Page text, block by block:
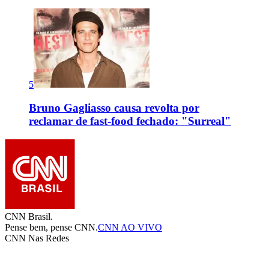
5
Bruno Gagliasso causa revolta por
reclamar de fast-food fechado: "Surreal"
CNN Brasil.
Pense bem, pense CNN.CNN AO VIVO
CNN Nas Redes